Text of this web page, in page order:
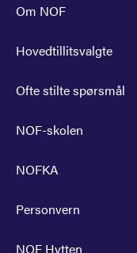
Om NOF
Hovedtillitsvalgte
Ofte stilte spørsmål
NOF-skolen
NOFKA
Personvern
NOF Hytten